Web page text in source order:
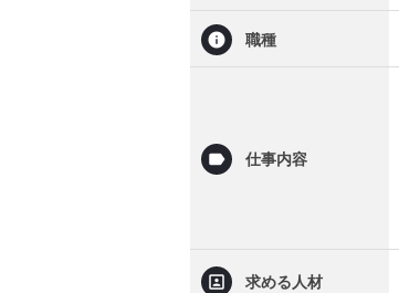
職種
仕事内容
求める人材